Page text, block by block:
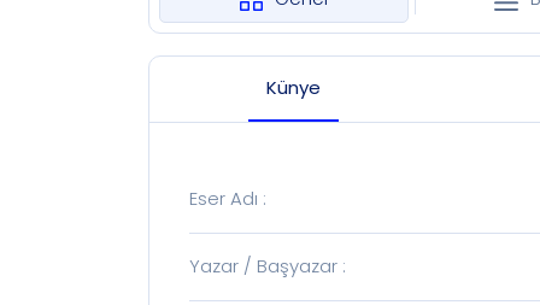
Künye
Eser Adı :
Yazar / Başyazar :